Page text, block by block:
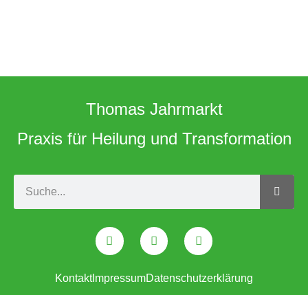
Thomas Jahrmarkt
Praxis für Heilung und Transformation
KontaktImpressumDatenschutzerklärung